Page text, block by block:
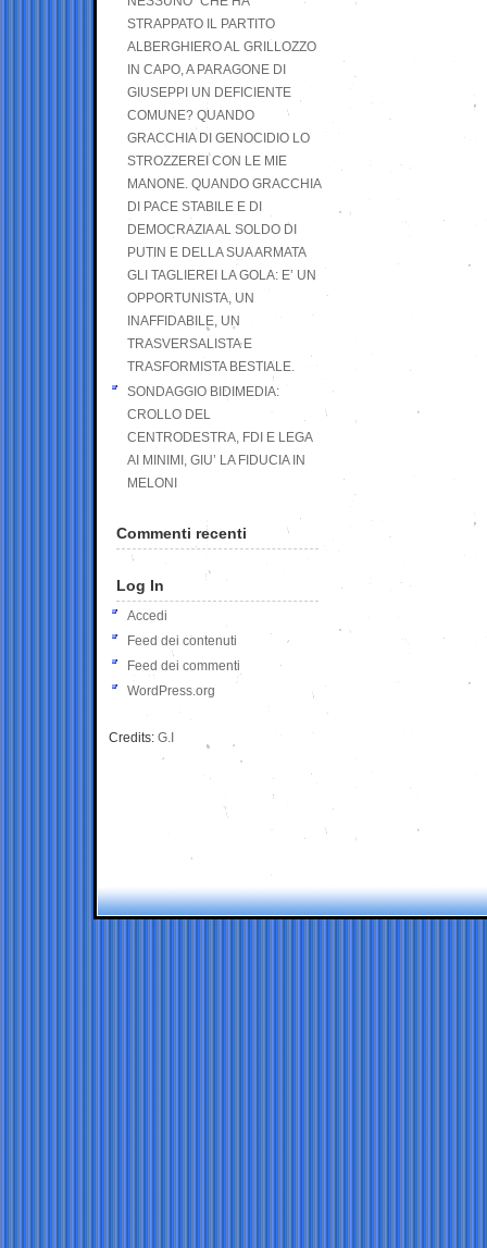
STRAPPATO IL PARTITO
ALBERGHIERO AL GRILLOZZO
IN CAPO, A PARAGONE DI
GIUSEPPI UN DEFICIENTE
COMUNE? QUANDO
GRACCHIA DI GENOCIDIO LO
STROZZEREI CON LE MIE
MANONE. QUANDO GRACCHIA
DI PACE STABILE E DI
DEMOCRAZIA AL SOLDO DI
PUTIN E DELLA SUA ARMATA
GLI TAGLIEREI LA GOLA: E’ UN
OPPORTUNISTA, UN
INAFFIDABILE, UN
TRASVERSALISTA E
TRASFORMISTA BESTIALE.
SONDAGGIO BIDIMEDIA:
CROLLO DEL
CENTRODESTRA, FDI E LEGA
AI MINIMI, GIU’ LA FIDUCIA IN
MELONI
Commenti recenti
Log In
Accedi
Feed dei contenuti
Feed dei commenti
WordPress.org
Credits: G.I